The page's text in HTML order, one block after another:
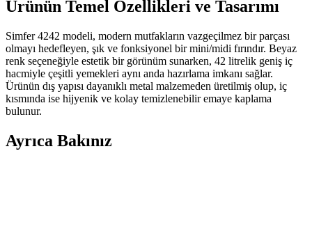
Ürünün Temel Özellikleri ve Tasarımı
Simfer 4242 modeli, modern mutfakların vazgeçilmez bir parçası
olmayı hedefleyen, şık ve fonksiyonel bir mini/midi fırındır. Beyaz
renk seçeneğiyle estetik bir görünüm sunarken, 42 litrelik geniş iç
hacmiyle çeşitli yemekleri aynı anda hazırlama imkanı sağlar.
Ürünün dış yapısı dayanıklı metal malzemeden üretilmiş olup, iç
kısmında ise hijyenik ve kolay temizlenebilir emaye kaplama
bulunur.
Ayrıca Bakınız